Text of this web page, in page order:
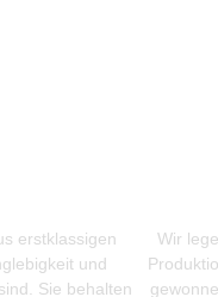
erstklassigen
und
Sie behalten
Wir